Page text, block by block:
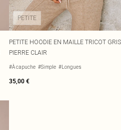
PETITE
PETITE HOODIE EN MAILLE TRICOT GRIS
PIERRE CLAIR
#À capuche #Simple #Longues
35,00 €